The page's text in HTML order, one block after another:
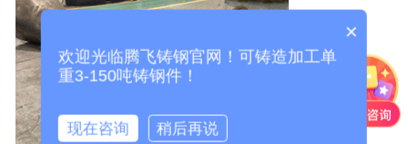
×
欢迎光临腾飞铸钢官网！可铸造加工单
重3-150吨铸钢件！
现在咨询 稍后再说